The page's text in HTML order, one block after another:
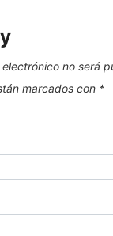
no será
marcados con *